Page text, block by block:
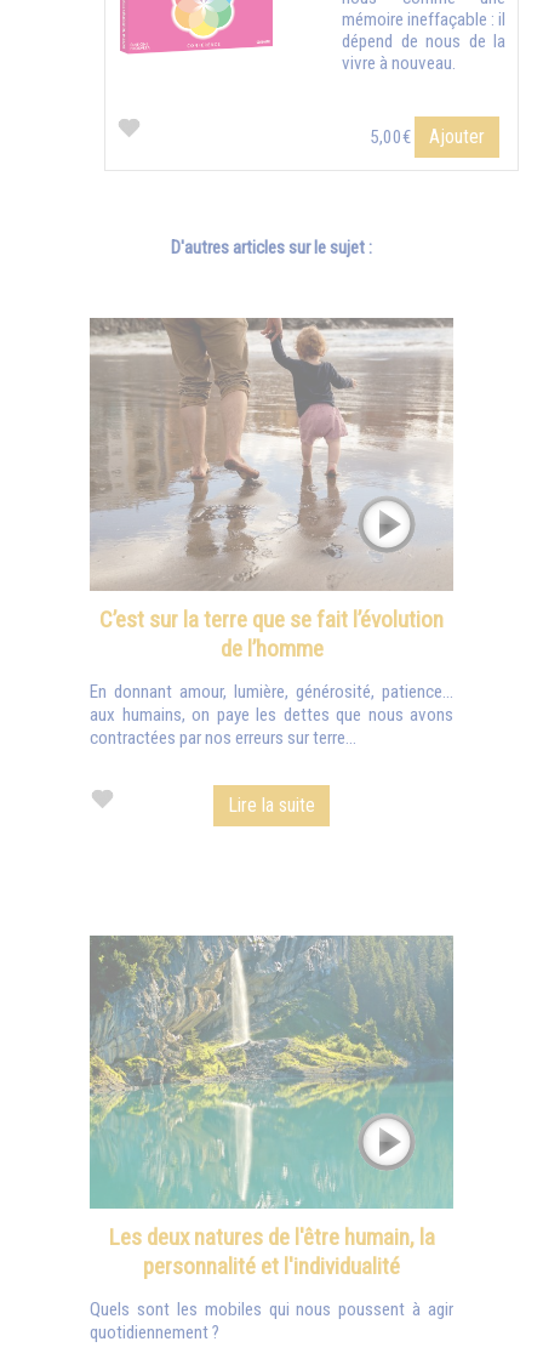
mémoire ineffaçable : il
dépend de nous de la
vivre à nouveau.
5,00€ Ajouter
D'autres articles sur le sujet :
C’est sur la terre que se fait l’évolution
de l’homme
En donnant amour, lumière, générosité, patience…
aux humains, on paye les dettes que nous avons
contractées par nos erreurs sur terre...
Lire la suite
Les deux natures de l'être humain, la
personnalité et l'individualité
Quels sont les mobiles qui nous poussent à agir
quotidiennement ?